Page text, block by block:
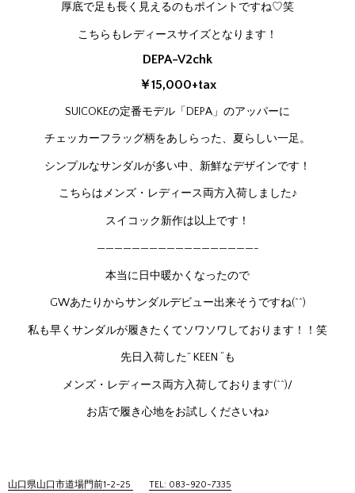
厚底で足も長く見えるのもポイントですね♡笑
こちらもレディースサイズとなります！
DEPA-V2chk
￥15,000+tax
SUICOKEの定番モデル「DEPA」のアッパーに
チェッカーフラッグ柄をあしらった、夏らしい一足。
シンプルなサンダルが多い中、新鮮なデザインです！
こちらはメンズ・レディース両方入荷しました♪
スイコック新作は以上です！
——————————————————-
本当に日中暖かくなったので
GWあたりからサンダルデビュー出来そうですね(^^)
私も早くサンダルが履きたくてソワソワしております！！笑
先日入荷した” KEEN “も
メンズ・レディース両方入荷しております(^^)/
お店で履き心地をお試しくださいね♪
山口県山口市道場門前1-2-25 TEL: 083-920-7335